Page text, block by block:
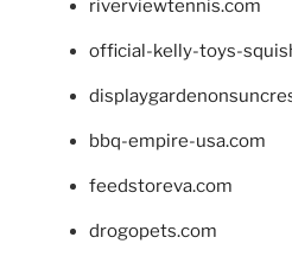
riverviewtennis.com
official-kelly-toys-
bbq-empire-usa.com
feedstoreva.com
drogopets.com